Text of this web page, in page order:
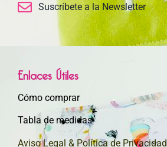
Suscríbete a la Newsletter
Enlaces Útiles
Cómo comprar
Tabla de medidas
Aviso Legal & Política de Privacidad